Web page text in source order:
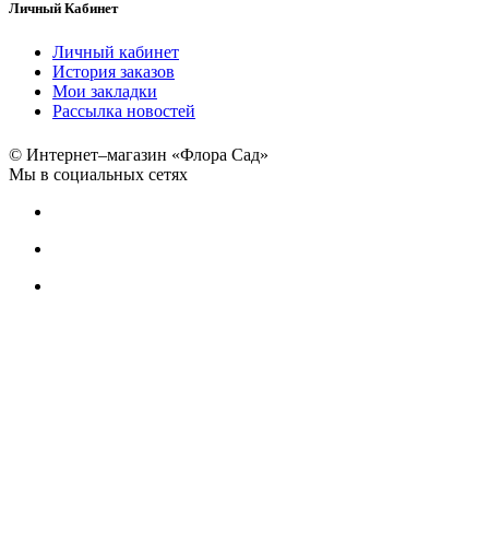
Личный Кабинет
Личный кабинет
История заказов
Мои закладки
Рассылка новостей
© Интернет–магазин «Флора Сад»
Мы в социальных сетях